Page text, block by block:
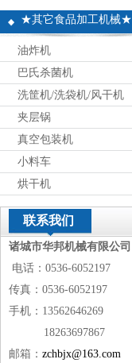
★其它食品加工机械★
油炸机
巴氏杀菌机
洗筐机/洗袋机/风干机
夹层锅
真空包装机
小料车
烘干机
联系我们
诸城市华邦机械有限公司
电话：0536-6052197
传真：0536-6052197
手机：13562646269
18263697867
邮箱： zchbjx@163.com